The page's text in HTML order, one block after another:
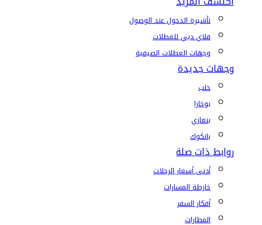
تأشيرة الدخول عند الوصول
فلاي دبي للعطلات
وجهات العطلات الصيفية
وجهات جديدة
حلب
بوخارا
بنغازي
بانكوك
روابط ذات صلة
أدنى أسعار الرحلات
خارطة المسارات
أفكار السفر
المطارات